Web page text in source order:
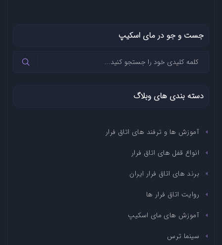
جست و جو در مای اسکیپ
دسته بندی های وبلاگ
آموزش ها و ترفند های اتاق فرار
انواع قفل های اتاق فرار
برند های اتاق فرار ایران
روایت اتاق فرار ها
آموزش های مای اسکیپ
سینما ترس